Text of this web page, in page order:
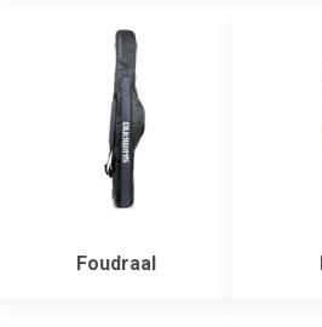
Foudraal